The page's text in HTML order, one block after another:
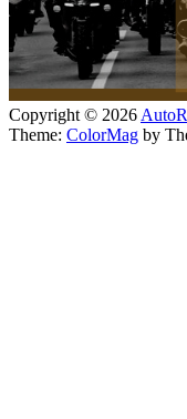
Copyright © 2026
Theme: ColorMag by